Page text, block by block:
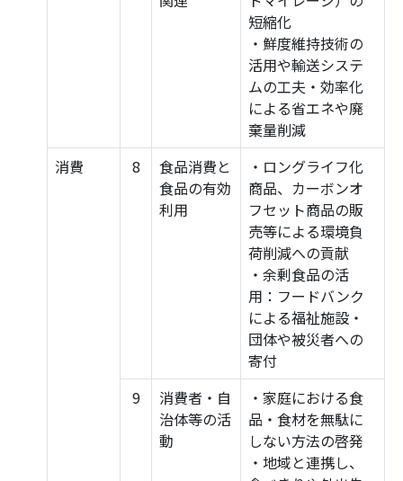
短縮化
・鮮度維持技術の
活用や輸送システ
ムの工夫・効率化
による省エネや廃
棄量削減
消費
8
食品消費と
食品の有効
利用
・ロングライフ化
商品、カーボンオ
フセット商品の販
売等による環境負
荷削減への貢献
・余剰食品の活
用：フードバンク
による福祉施設・
団体や被災者への
寄付
9
消費者・自
治体等の活
動
・家庭における食
品・食材を無駄に
しない方法の啓発
・地域と連携し、